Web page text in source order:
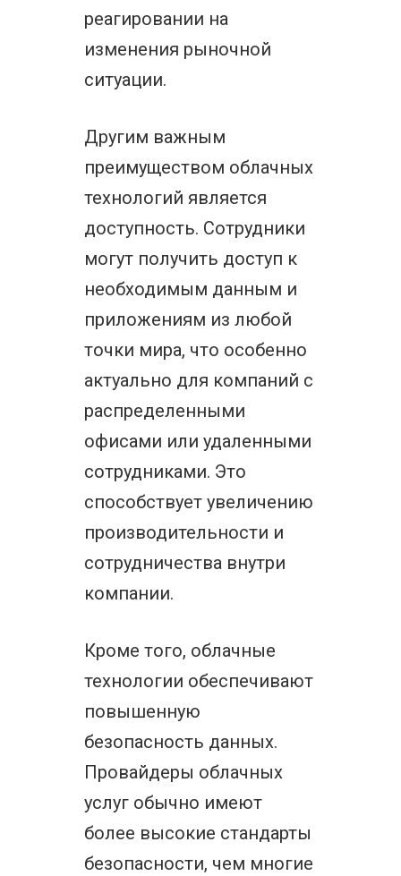
реагировании на
изменения рыночной
ситуации.
Другим важным
преимуществом облачных
технологий является
доступность. Сотрудники
могут получить доступ к
необходимым данным и
приложениям из любой
точки мира, что особенно
актуально для компаний с
распределенными
офисами или удаленными
сотрудниками. Это
способствует увеличению
производительности и
сотрудничества внутри
компании.
Кроме того, облачные
технологии обеспечивают
повышенную
безопасность данных.
Провайдеры облачных
услуг обычно имеют
более высокие стандарты
безопасности, чем многие